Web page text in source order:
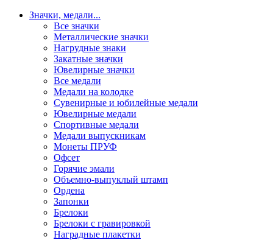
Значки, медали...
Все значки
Металлические значки
Нагрудные знаки
Закатные значки
Ювелирные значки
Все медали
Медали на колодке
Сувенирные и юбилейные медали
Ювелирные медали
Спортивные медали
Медали выпускникам
Монеты ПРУФ
Офсет
Горячие эмали
Объемно-выпуклый штамп
Ордена
Запонки
Брелоки
Брелоки с гравировкой
Наградные плакетки